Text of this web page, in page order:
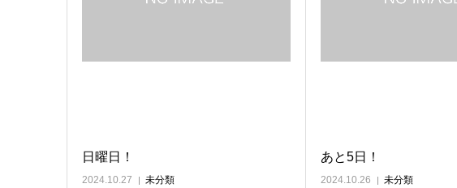
日曜日！
2024.10.27 未分類
あと5日！
2024.10.26 未分類